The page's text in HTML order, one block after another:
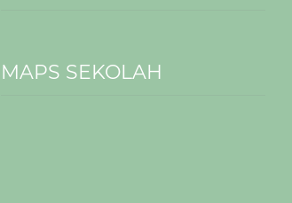
MAPS SEKOLAH